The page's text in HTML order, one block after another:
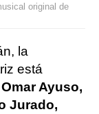
original de
la
está
Ayuso,
Jurado,